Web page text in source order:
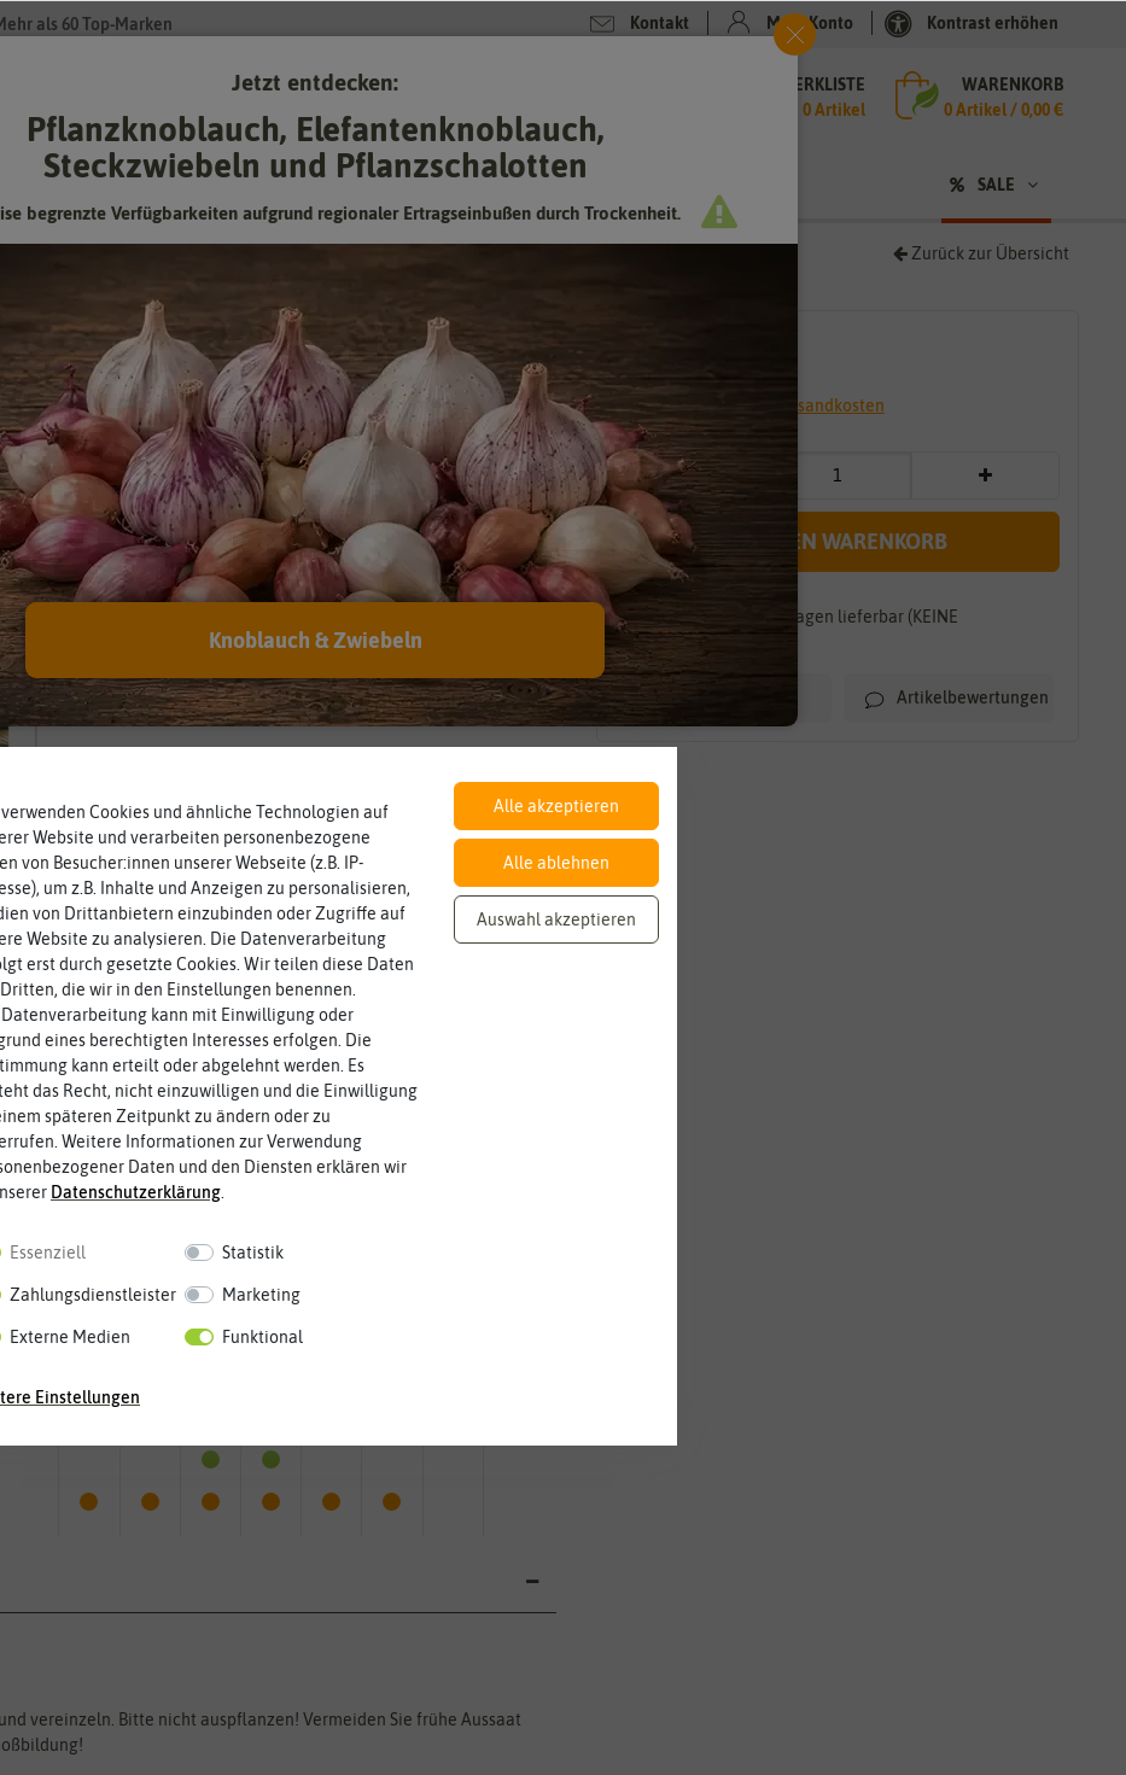
als 60 Top-Marken Kontakt Mein Konto Kontrast erhöhen
MERKLISTE
0 Artikel
WARENKORB
0Artikel /0,00 €
SALE
Zurück zur Übersicht
* inkl. 7% MwSt. zzgl. Versandkosten
IN DEN WARENKORB
Innerhalb von 7-10 Tagen lieferbar (KEINE
TEILLIEFERUNG)
Artikelbewertungen
Japanischer Pak-Choy
Hersteller:
Hortitops
Artikelnummer:
12267-ht
8711117226703
Wie viel ist enthalten
vereinzeln. Bitte nicht auspflanzen! Vermeiden Sie frühe Aussaat
Cookies und ähnliche Technologien auf
Website und verarbeiten personenbezogene
von Besucher:innen unserer Webseite (z.B. IP-
um z.B. Inhalte und Anzeigen zu personalisieren,
von Drittanbietern einzubinden oder Zugriffe auf
Website zu analysieren. Die Datenverarbeitung
erst durch gesetzte Cookies. Wir teilen diese Daten
die wir in den Einstellungen benennen.
Datenverarbeitung kann mit Einwilligung oder
eines berechtigten Interesses erfolgen. Die
kann erteilt oder abgelehnt werden. Es
das Recht, nicht einzuwilligen und die Einwilligung
späteren Zeitpunkt zu ändern oder zu
Weitere Informationen zur Verwendung
Daten und den Diensten erklären wir
Daten­schutz­erklärung
Essenziell Statistik
Zahlungsdienstleister Marketing
Externe Medien Funktional
Einstellungen
Alle akzeptieren
Alle ablehnen
Auswahl akzeptieren
Jetzt entdecken:
Pflanzknoblauch, Elefantenknoblauch,
Steckzwiebeln und Pflanzschalotten
begrenzte Verfügbarkeiten aufgrund regionaler Ertragseinbußen durch Trockenheit.
Knoblauch & Zwiebeln